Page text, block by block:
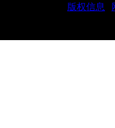
版权信息